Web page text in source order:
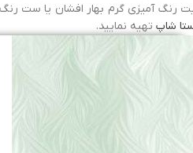
رنگ آمیزی گرم بهار افشان یا ست
شاپ تهیه نمایید.